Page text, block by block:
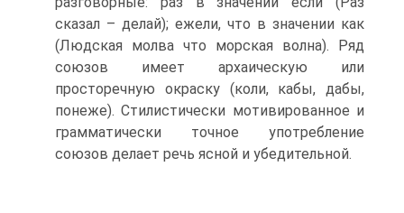
сказал – делай); ежели, что в значении как
(Людская молва что морская волна). Ряд
союзов имеет архаическую или
просторечную окраску (коли, кабы, дабы,
понеже). Стилистически мотивированное и
грамматически точное употребление
союзов делает речь ясной и убедительной.